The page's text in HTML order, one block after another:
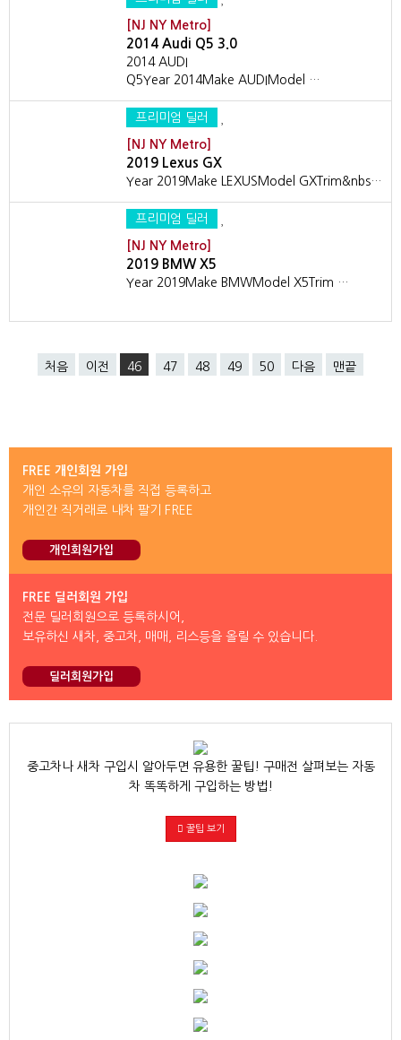
[NJ NY Metro]
2014 Audi Q5 3.0
2014 AUDI
Q5Year 2014Make AUDIModel …
프리미엄 딜러
[NJ NY Metro]
2019 Lexus GX
Year 2019Make LEXUSModel GXTrim&nbs…
프리미엄 딜러
[NJ NY Metro]
2019 BMW X5
Year 2019Make BMWModel X5Trim …
처음 이전 46 47 48 49 50 다음 맨끝
FREE 개인회원 가입
개인 소유의 자동차를 직접 등록하고
개인간 직거래로 내차 팔기 FREE
개인회원가입
FREE 딜러회원 가입
전문 딜러회원으로 등록하시어,
보유하신 새차, 중고차, 매매, 리스등을 올릴 수 있습니다.
딜러회원가입
중고차나 새차 구입시 알아두면 유용한 꿀팁! 구매전 살펴보는 자동
차 똑똑하게 구입하는 방법!
꿀팁 보기